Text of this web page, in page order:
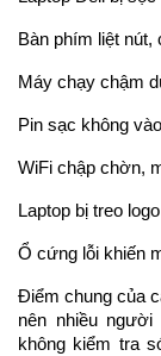
Bàn phím liệt nút,
Máy chạy chậm
Pin sạc không
WiFi chập chờn,
Laptop bị treo
Ổ cứng lỗi khiến
Điểm chung của
nên nhiều
không kiểm tra